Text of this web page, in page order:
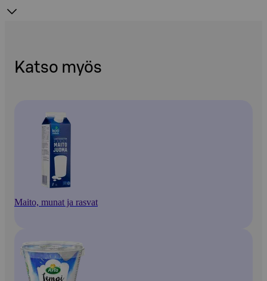
Katso myös
Maito, munat ja rasvat